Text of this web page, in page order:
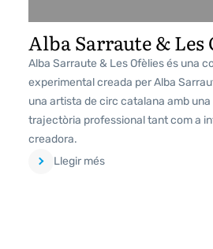
Alba Sarraute & Les
Alba Sarraute & Les Ofèlies és una
experimental creada per Alba
una artista de circ catalana amb una
trajectòria professional tant com a
creadora.
Llegir més